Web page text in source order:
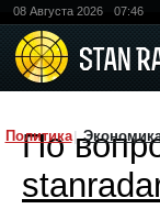
08 Августа 2026 07:46
Политика
По